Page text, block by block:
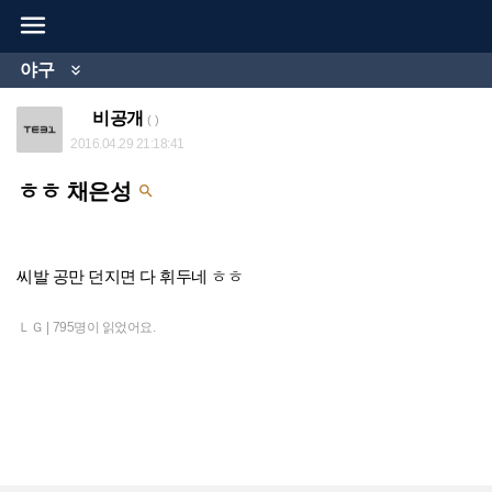

야구 
비공개 ( )
2016.04.29 21:18:41
ㅎㅎ 채은성 
씨발 공만 던지면 다 휘두네 ㅎㅎ
ＬＧ | 795명이 읽었어요.